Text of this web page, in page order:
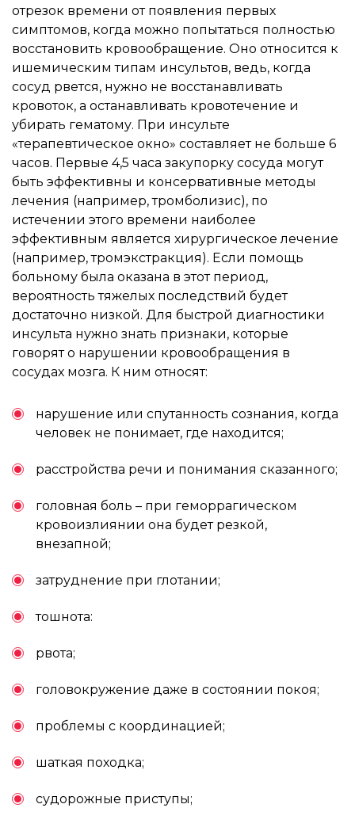
отрезок времени от появления первых
симптомов, когда можно попытаться полностью
восстановить кровообращение. Оно относится к
ишемическим типам инсультов, ведь, когда
сосуд рвется, нужно не восстанавливать
кровоток, а останавливать кровотечение и
убирать гематому. При инсульте
«терапевтическое окно» составляет не больше 6
часов. Первые 4,5 часа закупорку сосуда могут
быть эффективны и консервативные методы
лечения (например, тромболизис), по
истечении этого времени наиболее
эффективным является хирургическое лечение
(например, тромэкстракция). Если помощь
больному была оказана в этот период,
вероятность тяжелых последствий будет
достаточно низкой. Для быстрой диагностики
инсульта нужно знать признаки, которые
говорят о нарушении кровообращения в
сосудах мозга. К ним относят:
нарушение или спутанность сознания, когда
человек не понимает, где находится;
расстройства речи и понимания сказанного;
головная боль – при геморрагическом
кровоизлиянии она будет резкой,
внезапной;
затруднение при глотании;
тошнота:
рвота;
головокружение даже в состоянии покоя;
проблемы с координацией;
шаткая походка;
судорожные приступы;